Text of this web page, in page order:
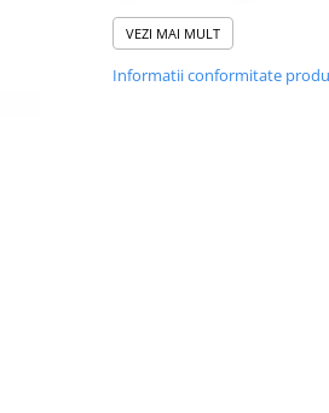
VEZI MAI MULT
Informatii conformitate